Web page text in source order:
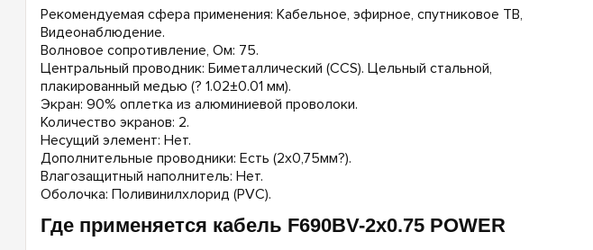
Рекомендуемая сфера применения: Кабельное, эфирное, спутниковое ТВ,
Видеонаблюдение.
Волновое сопротивление, Ом: 75.
Центральный проводник: Биметаллический (ССS). Цельный стальной,
плакированный медью (? 1.02±0.01 мм).
Экран: 90% оплетка из алюминиевой проволоки.
Количество экранов: 2.
Несущий элемент: Нет.
Дополнительные проводники: Есть (2х0,75мм?).
Влагозащитный наполнитель: Нет.
Оболочка: Поливинилхлорид (PVC).
Где применяется кабель F690BV-2x0.75 POWER